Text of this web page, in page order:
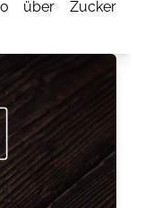
über Zucker